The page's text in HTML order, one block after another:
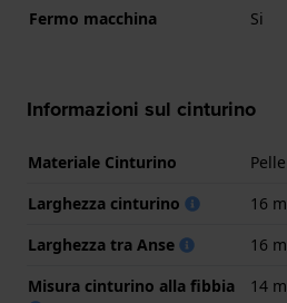
Fermo macchina
Si
Informazioni sul cinturino
Materiale Cinturino
Pelle
Larghezza cinturino
16
Larghezza tra Anse
16
Misura cinturino alla fibbia
14